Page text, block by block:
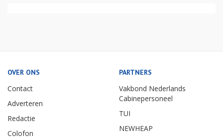
OVER ONS
Contact
Adverteren
Redactie
Colofon
PARTNERS
Vakbond Nederlands
Cabinepersoneel
TUI
NEWHEAP